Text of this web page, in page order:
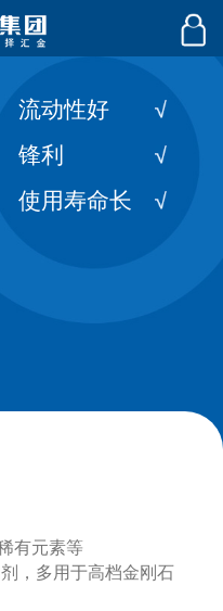
流动性好
锋利
使用寿命长
有元素等
，多用于高档金刚石